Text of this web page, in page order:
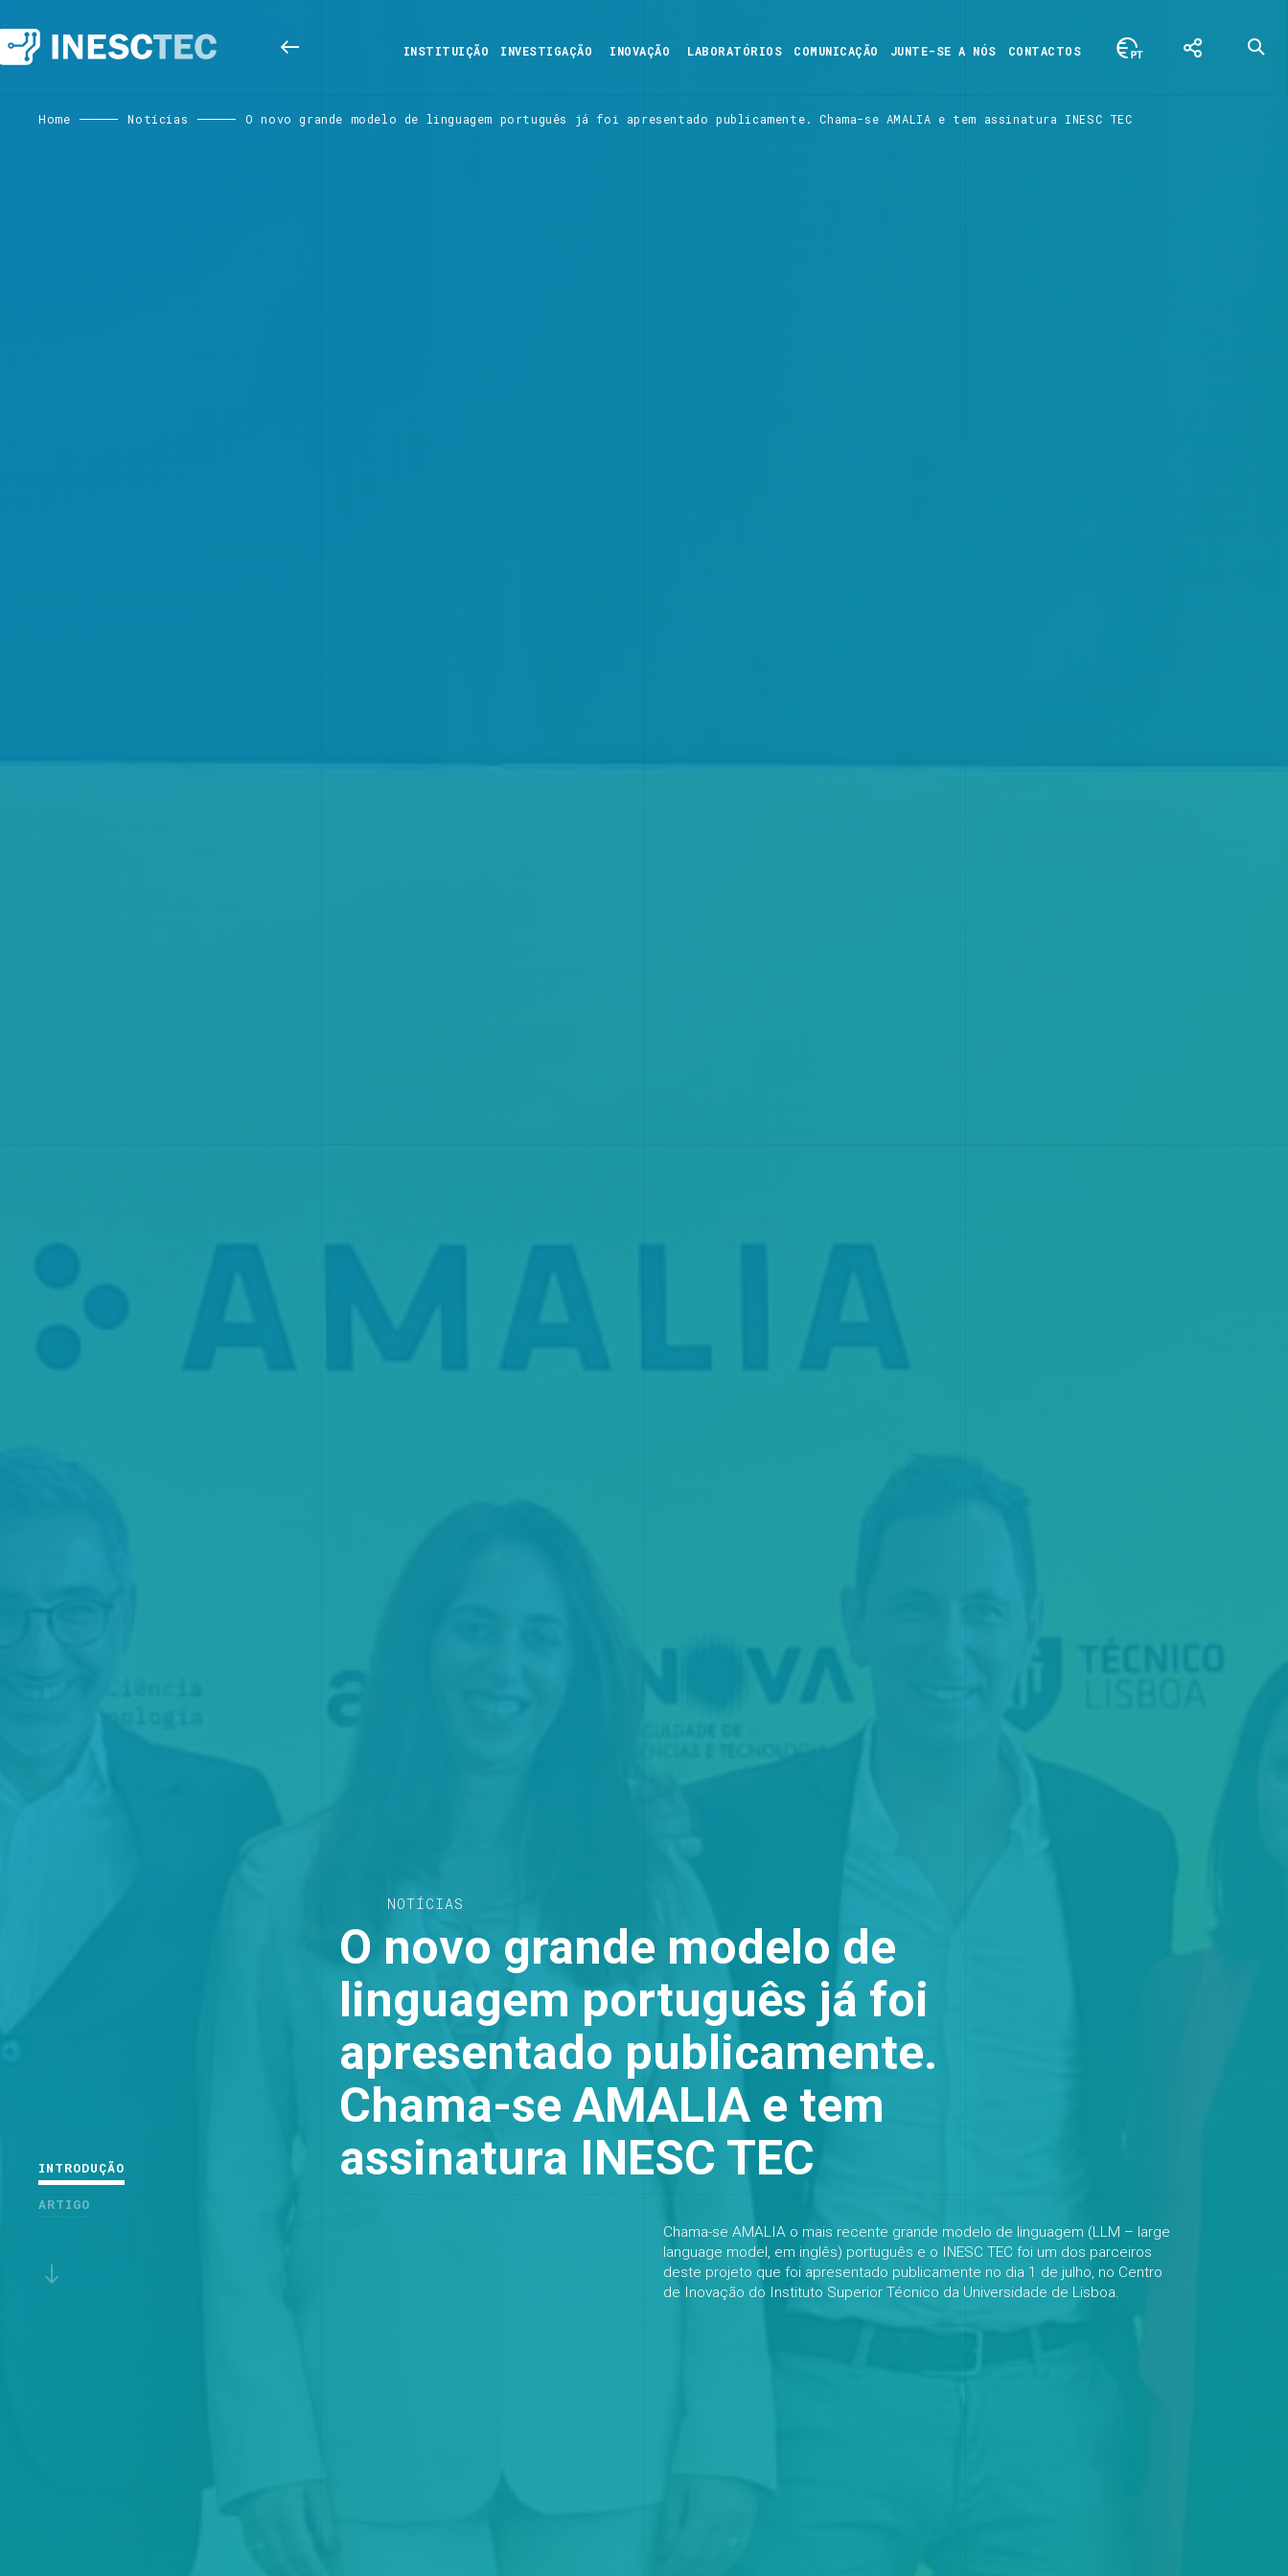
INSTITUIÇÃO INVESTIGAÇÃO INOVAÇÃO LABORATÓRIOS COMUNICAÇÃO JUNTE-SE A NÓS CONTACTOS
Home Notícias O novo grande modelo de linguagem português já foi apresentado publicamente. Chama-se AMALIA e tem assinatura INESC TEC
NOTÍCIAS
O novo grande modelo de
linguagem português já foi
apresentado publicamente.
Chama-se AMALIA e tem
assinatura INESC TEC
Chama-se AMALIA o mais recente grande modelo de linguagem (LLM – large
language model, em inglês) português e o INESC TEC foi um dos parceiros
deste projeto que foi apresentado publicamente no dia 1 de julho, no Centro
de Inovação do Instituto Superior Técnico da Universidade de Lisboa.
INTRODUÇÃO
ARTIGO